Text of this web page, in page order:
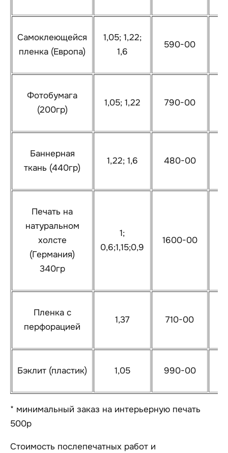
Самоклеющейся
пленка (Европа)
1,05; 1,22;
1,6
590-00
Фотобумага
(200гр)
1,05; 1,22 790-00
Баннерная
ткань (440гр)
1,22; 1,6 480-00
Печать на
натуральном
холсте
(Германия)
340гр
1;
0,6;1,15;0,9
1600-00
Пленка с
перфорацией
1,37 710-00
Бэклит (пластик) 1,05 990-00
* минимальный заказ на интерьерную печать
500р
Стоимость послепечатных работ и